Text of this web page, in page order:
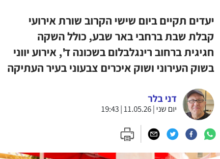
יעדים תקיים ביום שישי הקרוב שורת אירועי
קבלת שבת ברחבי באר שבע, כולל השקה
חגיגית ברחוב רינגלבלום בשכונה ד', אירוע יווני
בשוק העירוני ושוק איכרים צבעוני בעיר העתיקה
דני בלר
יום שני | 11.05.26 | 19:43